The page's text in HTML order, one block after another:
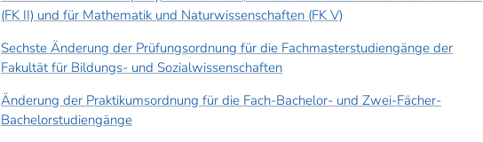
(FK II) und für Mathematik und Naturwissenschaften (FK V)
Sechste Änderung der Prüfungsordnung für die Fachmasterstudiengänge der
Fakultät für Bildungs- und Sozialwissenschaften
Änderung der Praktikumsordnung für die Fach-Bachelor- und Zwei-Fächer-
Bachelorstudiengänge